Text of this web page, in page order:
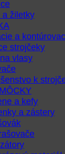
a žiletky
a
strojčeky
vlasy
k
a kefy
a zástery